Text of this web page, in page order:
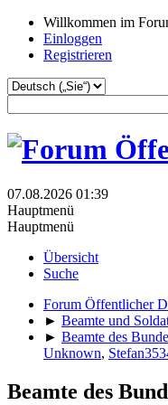
Willkommen im
Einloggen
Registrieren
07.08.2026 01:39
Hauptmenü
Hauptmenü
Übersicht
Suche
Forum Öffentlicher
► Beamte und
► Beamte des
Unknown,
Beamte des